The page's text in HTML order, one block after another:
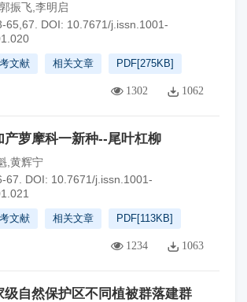
振飞,李明启
65,67.
DOI: 10.7671/j.issn.1001-
文献 相关文章 PDF[275KB]
1302 1062
产萝摩科一新种--尾叶杠柳
,黄辉宁
67.
DOI: 10.7671/j.issn.1001-
文献 相关文章 PDF[113KB]
1234 1063
级自然保护区不同植被群落建群